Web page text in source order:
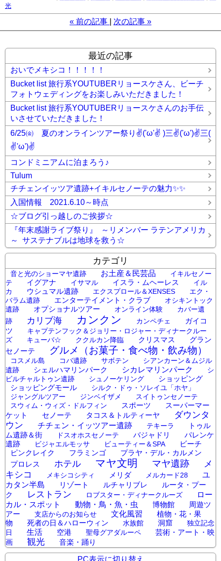
光
« 前の記事 次の記事 »
最近の記事
おいでメキシコ！！！！！
Bucket list 旅行系YOUTUBERリョースケさん、ビーチ
フォトウェディングをお楽しみいただきました！
Bucket list 旅行系YOUTUBERリョースケさんのお手伝
いさせていただきました！
6/25㈮ 夏のオンラインツアー祭り✌('ω'✌ )三✌('ω')✌三(
✌'ω')✌
コンドミニアムに泊まろう♪
Tulum
チチェンイッツア遺跡+イキルセノーテの魅力✨✨
入国情報 2021.6.10～時点
☆ブログ引っ越しのご挨拶☆
『年末感謝ライブ祭り』 ～リメンバー ラテンアメリカ
～ サステナブルは地球を救う☆
カテゴリ
音と光のショーマヤ遺跡 お土産＆民芸品
イキルセノー
テ
イグアナ イサマル イスラ・ムヘーレス
イル
カ
ウシュマル遺跡 エクスプロール＆XENSES
エク・
バラム遺跡
エンターテイメント・クラブ
オシキントック
遺跡
オプショナルツアー オンライン体験
カバー遺
跡
カリブ海 カンクン カンペチェ
ガイコ
ツ
キャプテンフック＆ジョリー・ロジャー・ディナークルー
ズ
キューバ☆ ククルカン降臨 クリスマス
グラン
セノーテ
グルメ（お菓子・食べ物・飲み物）
コスメル島 コバ遺跡 サボテン
シアンカーン＆ムジル
遺跡
シェルハマリンパーク シカレマリンパーク
シ
ビルチャルトゥン遺跡
シュノーケリング
ショッピング
ショッピングモール
シルク・ドゥ・ソレイユ「ホヤ」
ジャングルツアー
ジンベイザメ
スイトゥンセノーテ
スウィム・ウィズ・ドルフィン
スポーツ
スーパーマー
ケット
セノーテ タコス＆トルティーヤ
ダウンタ
ウン
チチェン・イッツアー遺跡 テキーラ
トゥル
ム遺跡＆街
ドスオホスセノーテ バジャドリ
パレンケ
遺跡
ビジャエルモッサ ビューティー＆SPA
ビーチ
ピンクレイク
フラミンゴ
プラヤ・デル・カルメン
プロレス
ホテル マヤ文明 マヤ遺跡
メ
キシコ
メキシコシティ メリダ メルカード28
ユ
カタン半島
リゾート ルチャリブレ
ルータ・プー
ク
レストラン ロブスター・ディナークルーズ
ロー
カル・スポット
動物・鳥・魚・虫 博物館
周遊ツ
アー
支店からのお知らせ 文化風習
植物・花・果
物
死者の日＆ハローウィン 水族館 洞窟
独立記念
日
生活 空港 聖母グアダルーペ
芸術・アート・映
画
観光 音楽・踊り
PC表示に切り替え